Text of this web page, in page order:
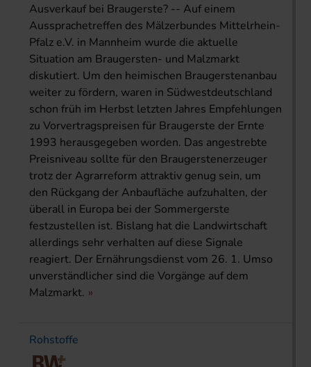
Ausverkauf bei Braugerste? -- Auf einem
Aussprachetreffen des Mälzerbundes Mittelrhein-
Pfalz e.V. in Mannheim wurde die aktuelle
Situation am Braugersten- und Malzmarkt
diskutiert. Um den heimischen Braugerstenanbau
weiter zu fördern, waren in Südwestdeutschland
schon früh im Herbst letzten Jahres Empfehlungen
zu Vorvertragspreisen für Braugerste der Ernte
1993 herausgegeben worden. Das angestrebte
Preisniveau sollte für den Braugerstenerzeuger
trotz der Agrarreform attraktiv genug sein, um
den Rückgang der Anbaufläche aufzuhalten, der
überall in Europa bei der Sommergerste
festzustellen ist. Bislang hat die Landwirtschaft
allerdings sehr verhalten auf diese Signale
reagiert. Der Ernährungsdienst vom 26. 1. Umso
unverständlicher sind die Vorgänge auf dem
Malzmarkt.
Rohstoffe